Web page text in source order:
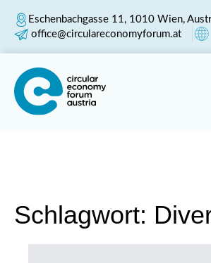
Eschenbachgasse 11, 1010 Wien,
office@circulareconomyforum.at
Schlagwort: